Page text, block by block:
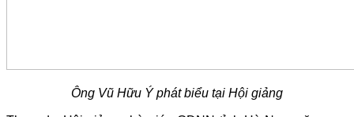
Ông Vũ Hữu Ý phát biểu tại Hội giảng